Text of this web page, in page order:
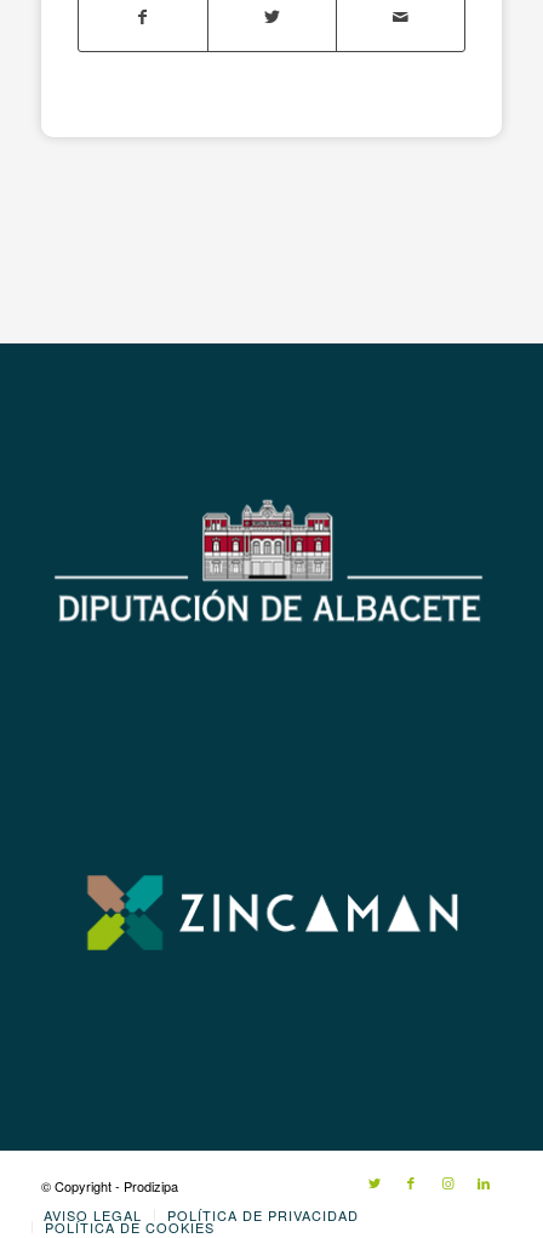
© Copyright - Prodizipa
AVISO LEGAL
POLÍTICA DE PRIVACIDAD
POLÍTICA DE COOKIES